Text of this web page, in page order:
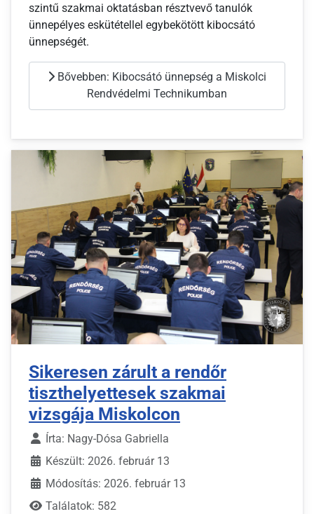
szintű szakmai oktatásban résztvevő tanulók
ünnepélyes eskütétellel egybekötött kibocsátó
ünnepségét.
Bővebben: Kibocsátó ünnepség a Miskolci
Rendvédelmi Technikumban
Sikeresen zárult a rendőr
tiszthelyettesek szakmai
vizsgája Miskolcon
Írta: Nagy-Dósa Gabriella
Készült: 2026. február 13
Módosítás: 2026. február 13
Találatok: 582